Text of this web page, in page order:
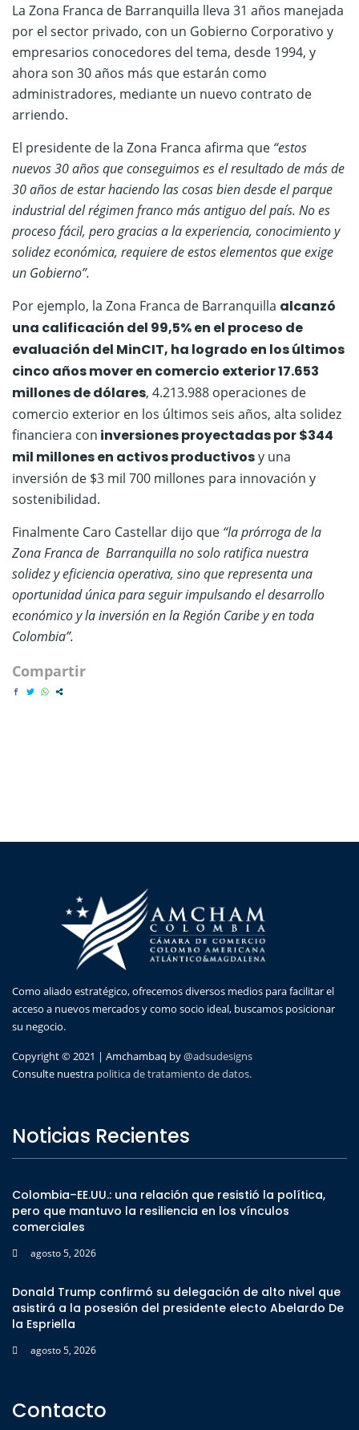
La Zona Franca de Barranquilla lleva 31 años manejada
por el sector privado, con un Gobierno Corporativo y
empresarios conocedores del tema, desde 1994, y
ahora son 30 años más que estarán como
administradores, mediante un nuevo contrato de
arriendo.
El presidente de la Zona Franca afirma que “estos
nuevos 30 años que conseguimos es el resultado de más de
30 años de estar haciendo las cosas bien desde el parque
industrial del régimen franco más antiguo del país. No es
proceso fácil, pero gracias a la experiencia, conocimiento y
solidez económica, requiere de estos elementos que exige
un Gobierno”.
Por ejemplo, la Zona Franca de Barranquilla alcanzó
una calificación del 99,5% en el proceso de
evaluación del MinCIT, ha logrado en los últimos
cinco años mover en comercio exterior 17.653
millones de dólares, 4.213.988 operaciones de
comercio exterior en los últimos seis años, alta solidez
financiera con inversiones proyectadas por $344
mil millones en activos productivosy una
inversión de $3 mil 700 millones para innovación y
sostenibilidad.
Finalmente Caro Castellar dijo que “la prórroga de la
Zona Franca de Barranquilla no solo ratifica nuestra
solidez y eficiencia operativa, sino que representa una
oportunidad única para seguir impulsando el desarrollo
económico y la inversión en la Región Caribe y en toda
Colombia”.
Compartir
Como aliado estratégico, ofrecemos diversos medios para facilitar el
acceso a nuevos mercados y como socio ideal, buscamos posicionar
su negocio.
Copyright © 2021 | Amchambaq by@adsudesigns
Consulte nuestra politica de tratamiento de datos.
Noticias Recientes
Colombia–EE.UU.: una relación que resistió la política,
pero que mantuvo la resiliencia en los vínculos
comerciales
agosto 5, 2026
Donald Trump confirmó su delegación de alto nivel que
asistirá a la posesión del presidente electo Abelardo De
la Espriella
agosto 5, 2026
Contacto